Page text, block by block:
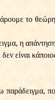
το
η
είναι